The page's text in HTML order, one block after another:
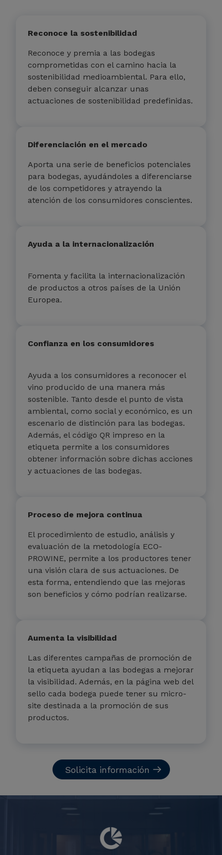
Reconoce la sostenibilidad
Reconoce y premia a las bodegas
comprometidas con el camino hacia la
sostenibilidad medioambiental. Para ello,
deben conseguir alcanzar unas
actuaciones de sostenibilidad predefinidas.
Diferenciación en el mercado
Aporta una serie de beneficios potenciales
para bodegas, ayudándoles a diferenciarse
de los competidores y atrayendo la
atención de los consumidores conscientes.
Ayuda a la internacionalización
Fomenta y facilita la internacionalización
de productos a otros países de la Unión
Europea.
Confianza en los consumidores
Ayuda a los consumidores a reconocer el
vino producido de una manera más
sostenible. Tanto desde el punto de vista
ambiental, como social y económico, es un
escenario de distinción para las bodegas.
Además, el código QR impreso en la
etiqueta permite a los consumidores
obtener información sobre dichas acciones
y actuaciones de las bodegas.
Proceso de mejora continua
El procedimiento de estudio, análisis y
evaluación de la metodología ECO-
PROWINE, permite a los productores tener
una visión clara de sus actuaciones. De
esta forma, entendiendo que las mejoras
son beneficios y cómo podrían realizarse.
Aumenta la visibilidad
Las diferentes campañas de promoción de
la etiqueta ayudan a las bodegas a mejorar
la visibilidad. Además, en la página web del
sello cada bodega puede tener su micro-
site destinada a la promoción de sus
productos.
Solicita información